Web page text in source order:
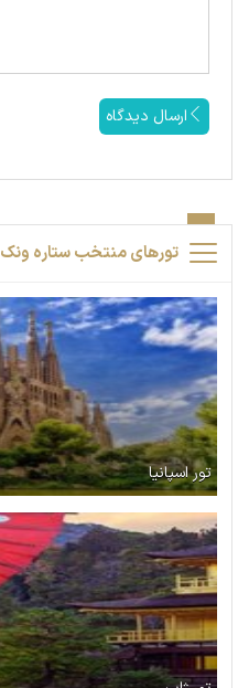
ارسال دیدگاه
تورهای منتخب ستاره ونک
تور اسپانیا